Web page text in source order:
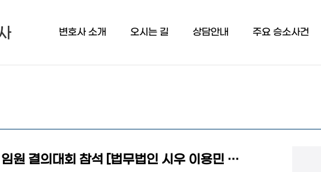
변호사 소개 오시는 길 상담안내 주요 승소사건
전국지방변호사회 임원 결의대회 참석 [법무법인 시우 이용민 변호사]